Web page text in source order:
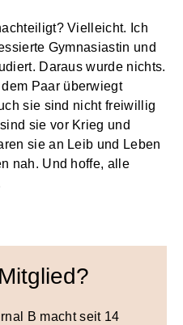
Vielleicht. Ich
Gymnasiastin und
Daraus wurde nichts.
Paar überwiegt
sie sind nicht freiwillig
sie vor Krieg und
sie an Leib und Leben
nah. Und hoffe, alle
B macht seit 14